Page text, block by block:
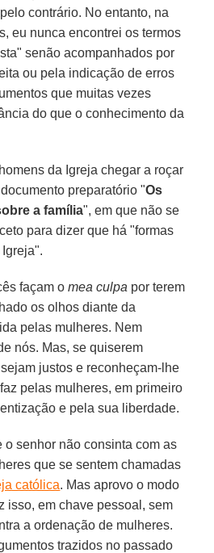
contrário. No entanto, na
eu nunca encontrei os termos
senão acompanhados por
ou pela indicação de erros
que muitas vezes
do que o conhecimento da
da Igreja chegar a roçar
preparatório "Os
a família", em que não se
para dizer que há "formas
façam omea culpa por terem
os olhos diante da
pelas mulheres. Nem
nós. Mas, se quiserem
justos e reconheçam-lhe
pelas mulheres, em primeiro
e pela sua liberdade.
o senhor não consinta com as
que se sentem chamadas
católica. Mas aprovo o modo
isso, em chave pessoal, sem
a ordenação de mulheres.
trazidos no passado